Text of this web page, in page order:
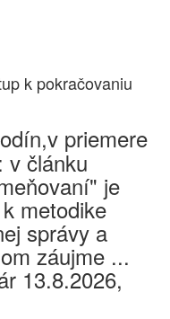
k pokračovaniu
priemere
v článku
je
metodike
správy a
záujme ...
13.8.2026,